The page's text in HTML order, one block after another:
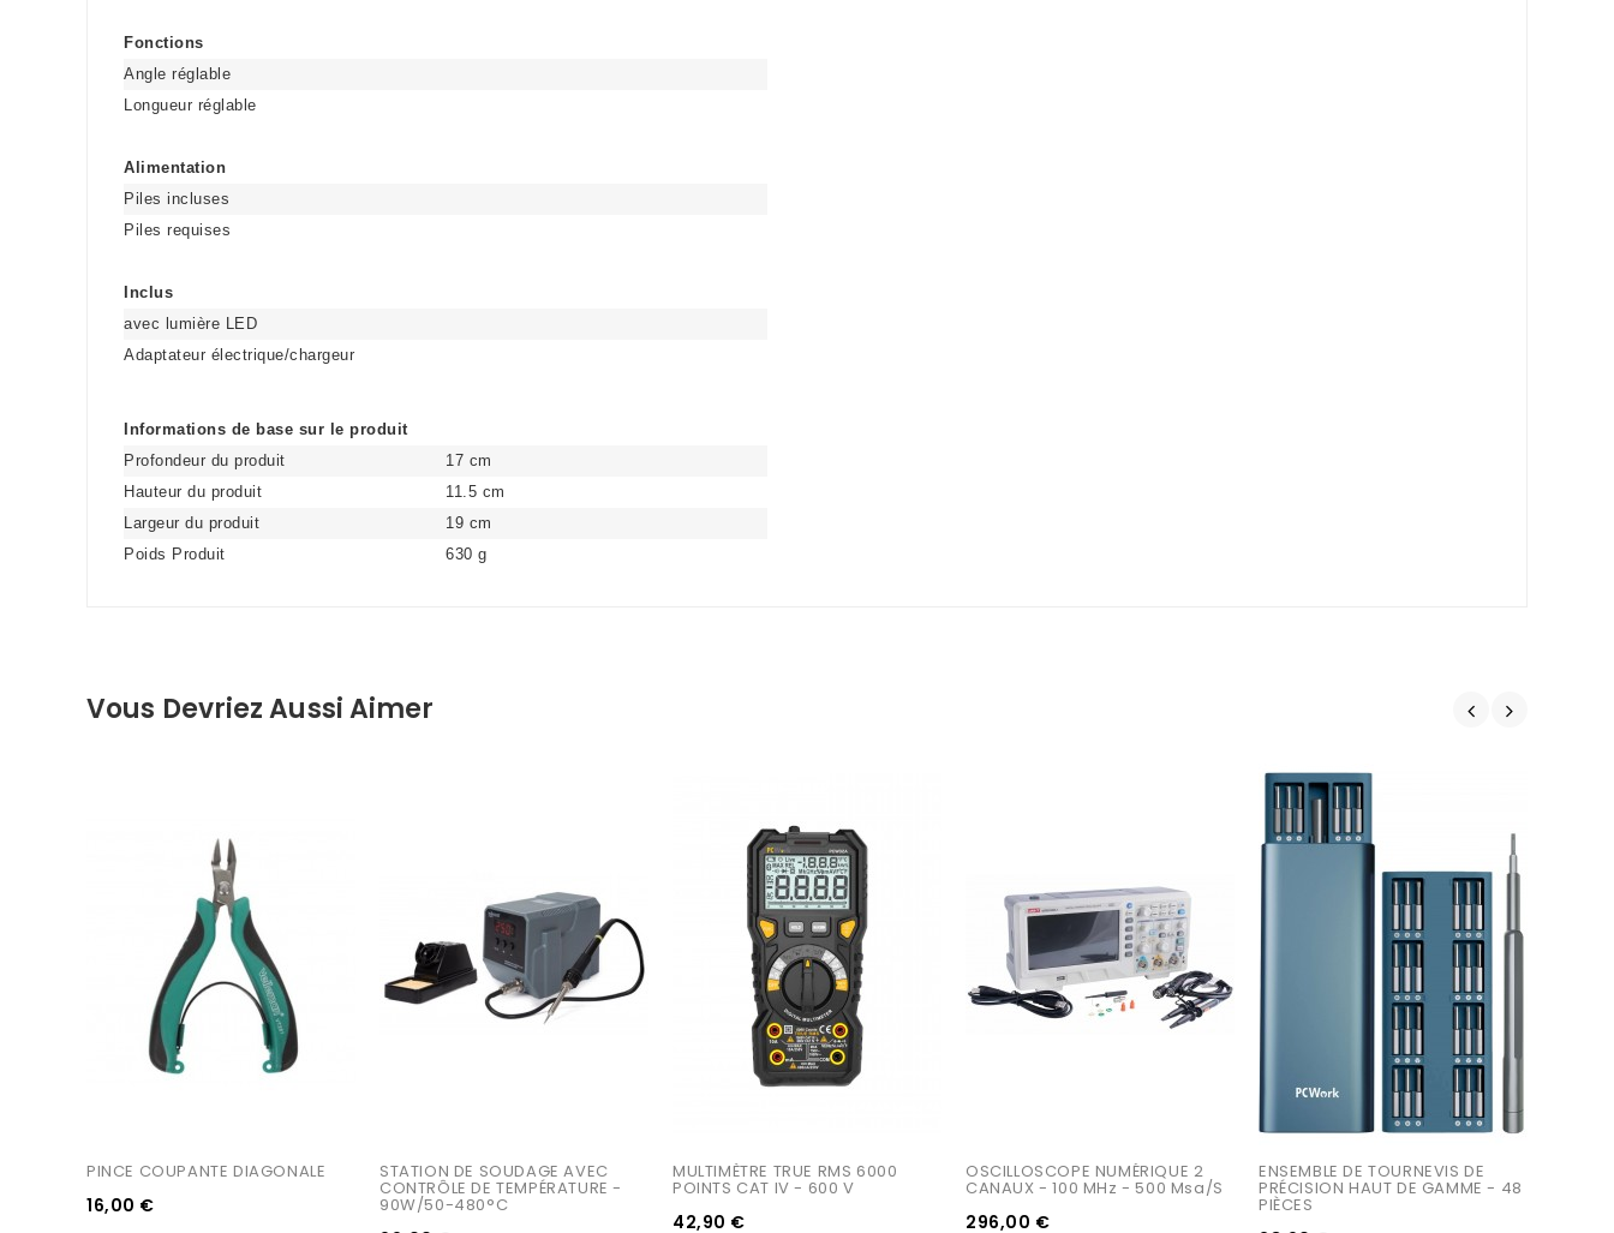
Fonctions
Angle réglable
Longueur réglable
Alimentation
Piles incluses
Piles requises
Inclus
avec lumière LED
Adaptateur électrique/chargeur
Informations de base sur le produit
Profondeur du produit
17 cm
Hauteur du produit
11.5 cm
Largeur du produit
19 cm
Poids Produit
630 g
Vous Devriez Aussi Aimer
PINCE COUPANTE DIAGONALE
16,00 €
STATION DE SOUDAGE AVEC
CONTRÔLE DE TEMPÉRATURE -
90W/50-480°C
MULTIMÈTRE TRUE RMS 6000
POINTS CAT IV - 600 V
42,90 €
OSCILLOSCOPE NUMÉRIQUE 2
CANAUX - 100 MHz - 500 Msa/s
296,00 €
ENSEMBLE DE TOURNEVIS DE
PRÉCISION HAUT DE GAMME - 48
PIÈCES